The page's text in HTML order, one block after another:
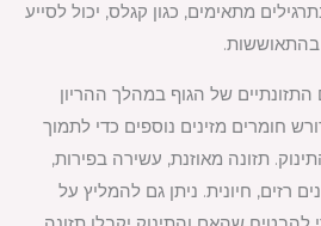
מתאימים, כגון קגלס, יכול לסייע
בהתאוששות.
של הגוף במהלך ההריון
חומרים מזינים נוספים כדי לתמוך
תזונה מאוזנת, עשירה בפירות,
רזים, חיונית. ניתן גם להמליץ על